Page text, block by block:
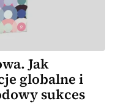
Jak
globalne i
sukces